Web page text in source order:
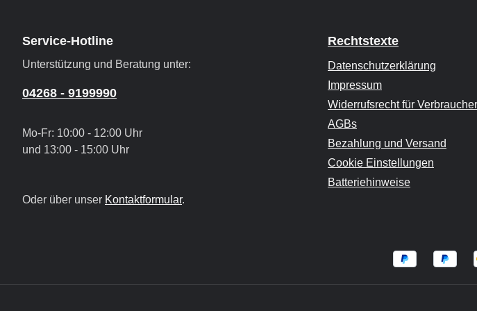
Service-Hotline
Unterstützung und Beratung unter:
04268 - 9199990
Mo-Fr: 10:00 - 12:00 Uhr
und 13:00 - 15:00 Uhr
Oder über unser Kontaktformular.
Rechtstexte
Datenschutzerklärung
Impressum
Widerrufsrecht für Verbraucher
AGBs
Bezahlung und Versand
Cookie Einstellungen
Batteriehinweise